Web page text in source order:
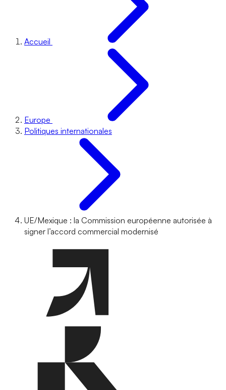
Accueil
Europe
Politiques internationales
UE/Mexique : la Commission européenne autorisée à
signer l’accord commercial modernisé